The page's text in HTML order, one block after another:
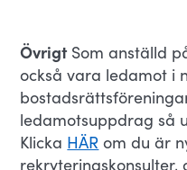
ÖvrigtSom anställd
också vara ledamot i
ledamotsuppdrag så
Klicka HÄR om du är
rekryteringskonsulter,